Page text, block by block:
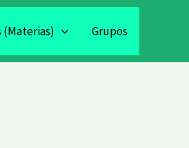
(Materias) Grupos